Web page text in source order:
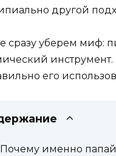
другой
сразу уберем миф:
инструмент.
его
Почему именно